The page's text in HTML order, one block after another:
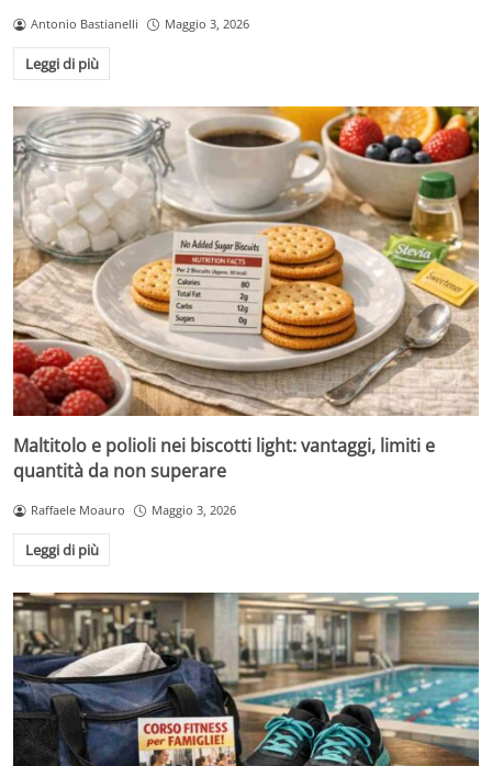
Antonio Bastianelli Maggio 3, 2026
Leggi di più
Maltitolo e polioli nei biscotti light: vantaggi, limiti e
quantità da non superare
Raffaele Moauro Maggio 3, 2026
Leggi di più